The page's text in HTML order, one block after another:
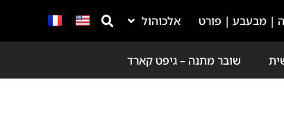
| מבעבע | פורט אלכוהול
שובר מתנה – גיפט קארד